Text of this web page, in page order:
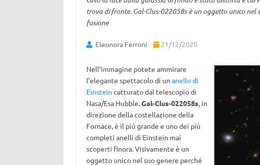
trova di fronte. Gal-Clus-022058s è un oggetto unico nel
fusione
Eleonora Ferroni 21/12/2020
Nell’immagine potete ammirare
l’elegante spettacolo di un anello di
Einstein catturato dal telescopio di
Nasa/Esa Hubble.Gal-Clus-022058s, in
direzione della costellazione della
Fornace, è il più grande e uno dei più
completi anelli di Einstein mai
scoperti finora. Visivamente è un
oggetto unico nel suo genere perché